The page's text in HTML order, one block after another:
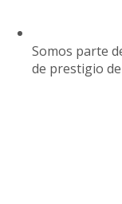
Somos parte
de prestigio